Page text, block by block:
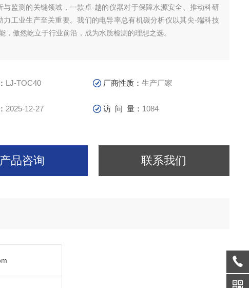
与监测的关键领域，一款卓-越的仪器对于保障水源安全、推动科研
力工业生产至关重要。我们的电导率总有机碳分析仪以其尖-端科技
，傲然屹立于行业前沿，成为水质检测的理想之选。
LJ-TOC40 厂商性质：生产厂家
2025-12-27 访 问 量： 1084
产品咨询 联系我们